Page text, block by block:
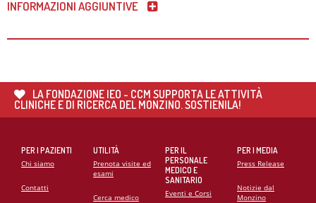
INFORMAZIONI AGGIUNTIVE
LA FONDAZIONE IEO - CCM SUPPORTA LE ATTIVITÀ
CLINICHE E DI RICERCA DEL MONZINO. SOSTIENILA!
PER I PAZIENTI
Chi siamo
Contatti
UTILITÀ
Prenota visite ed
esami
Cerca medico
PER IL
PERSONALE
MEDICO E
SANITARIO
Eventi e Corsi
PER I MEDIA
Press Release
Notizie dal
Monzino